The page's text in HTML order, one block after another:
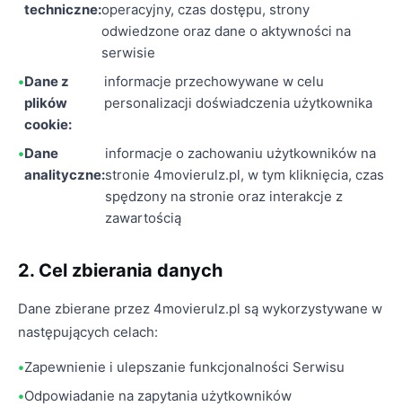
techniczne:operacyjny, czas dostępu, strony
odwiedzone oraz dane o aktywności na
serwisie
Dane z
plików
cookie:
informacje przechowywane w celu
personalizacji doświadczenia użytkownika
Dane
analityczne:
informacje o zachowaniu użytkowników na
stronie 4movierulz.pl, w tym kliknięcia, czas
spędzony na stronie oraz interakcje z
zawartością
2. Cel zbierania danych
Dane zbierane przez 4movierulz.pl są wykorzystywane w
następujących celach:
Zapewnienie i ulepszanie funkcjonalności Serwisu
Odpowiadanie na zapytania użytkowników